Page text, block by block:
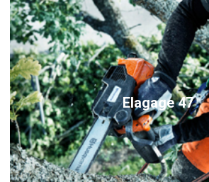
Elagage 47